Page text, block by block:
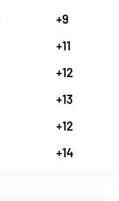
+9
+11
+12
+13
+12
+14